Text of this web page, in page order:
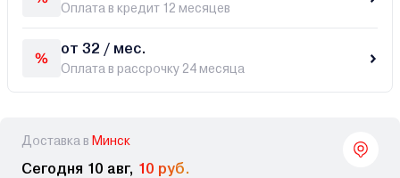
Оплата в кредит 12 месяцев
от 32 / мес.
Оплата в рассрочку 24 месяца
Доставка в Минск
Сегодня 10 авг, 10 руб.